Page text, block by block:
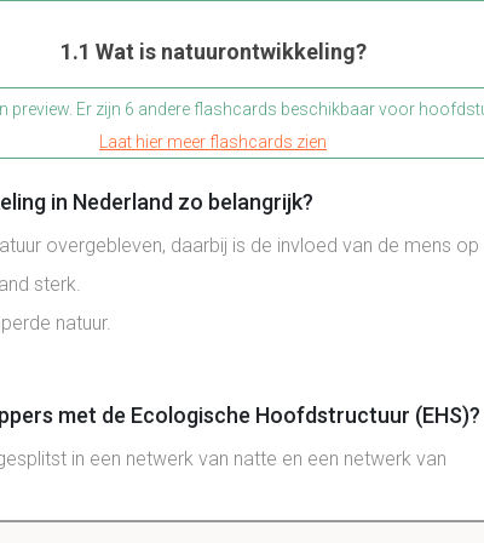
1.1 Wat is natuurontwikkeling?
preview. Er zijn 6 andere flashcards beschikbaar voor
Laat hier meer flashcards zien
in Nederland zo belangrijk?
overgebleven, daarbij is de invloed van de mens op
sterk.
natuur.
met de Ecologische Hoofdstructuur (EHS)?
in een netwerk van natte en een netwerk van